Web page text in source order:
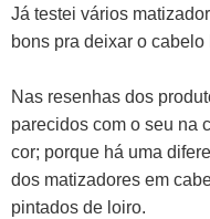
Já testei vários
bons pra deixar o
Nas resenhas dos
parecidos com o seu na
cor; porque há uma
dos matizadores em
pintados de loiro.